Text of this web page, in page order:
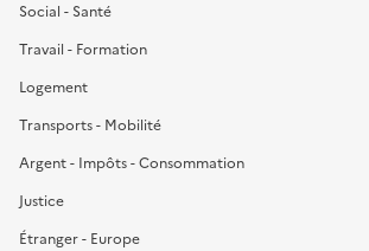
Social - Santé
Travail - Formation
Logement
Transports - Mobilité
Argent - Impôts - Consommation
Justice
Étranger - Europe